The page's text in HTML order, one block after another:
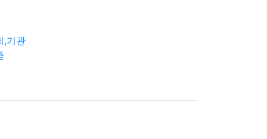
,기관